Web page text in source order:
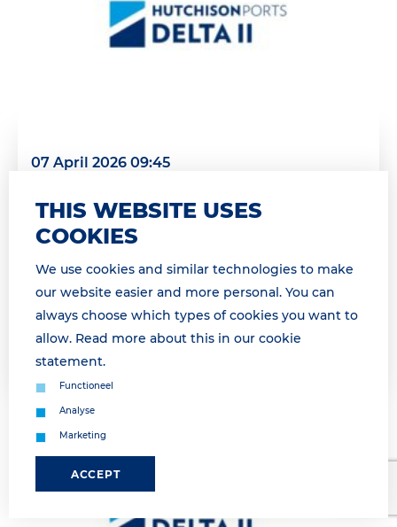
07 April 2026 09:45
PRE-GATE PROCEDURE AS FROM 9H15
* For English see below * Geachte relatie,
THIS WEBSITE USES
COOKIES
We use cookies and similar technologies to make
our website easier and more personal. You can
always choose which types of cookies you want to
allow. Read more about this in our cookie
statement.
Functioneel
Analyse
Marketing
ACCEPT